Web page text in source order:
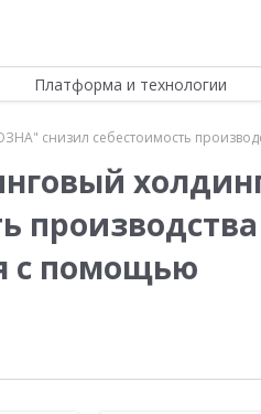
Платформа и технологии
снизил себестоимость
производства
с помощью